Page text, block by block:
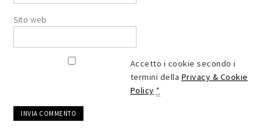
Sito web
Accetto i cookie secondo i
termini della Privacy & Cookie
Policy *